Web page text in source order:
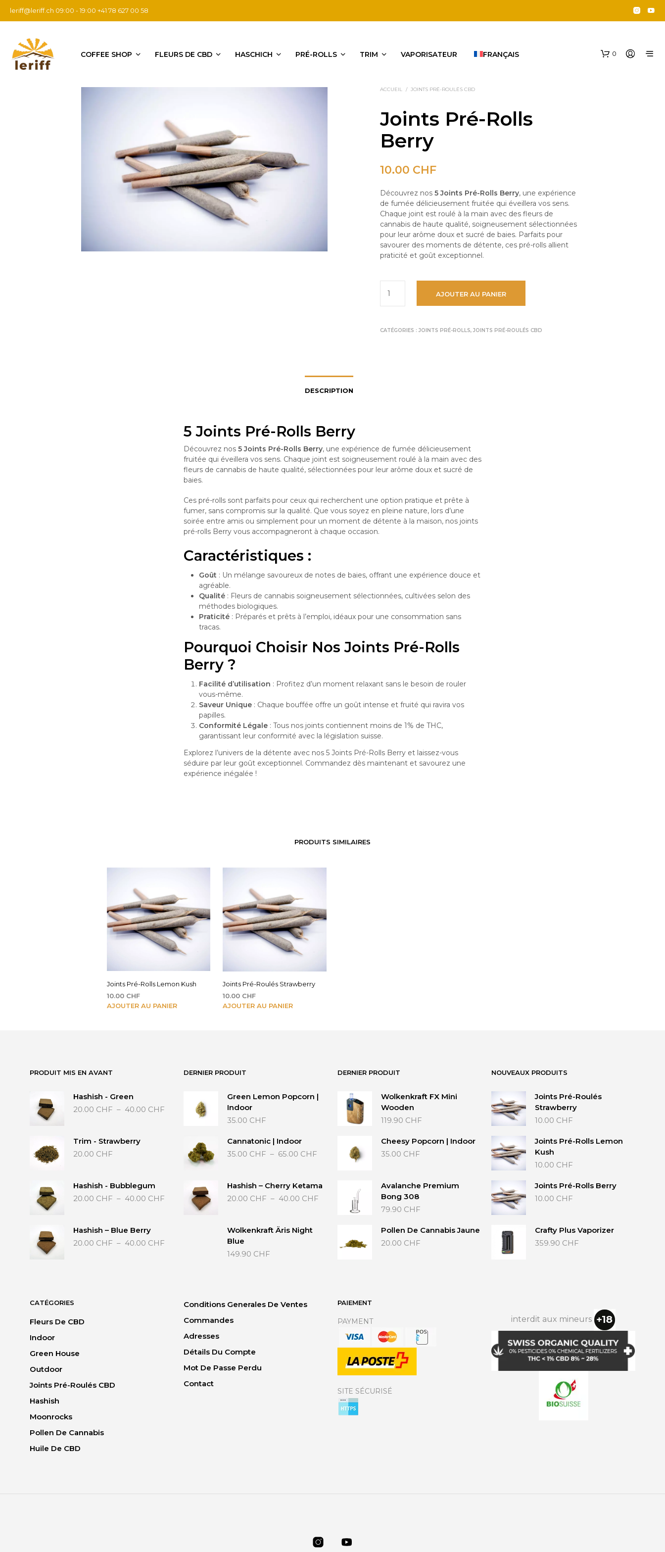
leriff@leriff.ch 09:00 - 19:00 +41 78 627 00 58
COFFEE SHOP FLEURS DE CBD HASCHICH PRÉ-ROLLS TRIM VAPORISATEUR FRANÇAIS 0
ACCUEIL / JOINTS PRÉ-ROULÉS CBD
Joints Pré-Rolls
Berry
10.00 CHF
Découvrez nos5 Joints Pré-Rolls Berry, une expérience
de fumée délicieusement fruitée qui éveillera vos sens.
Chaque joint est roulé à la main avec des fleurs de
cannabis de haute qualité, soigneusement sélectionnées
pour leur arôme doux et sucré de baies. Parfaits pour
savourer des moments de détente, ces pré-rolls allient
praticité et goût exceptionnel.
AJOUTER AU PANIER
CATÉGORIES :JOINTS PRÉ-ROLLS,JOINTS PRÉ-ROULÉS CBD
DESCRIPTION
5 Joints Pré-Rolls Berry
Découvrez nos 5 Joints Pré-Rolls Berry, une expérience de fumée délicieusement
fruitée qui éveillera vos sens. Chaque joint est soigneusement roulé à la main avec des
fleurs de cannabis de haute qualité, sélectionnées pour leur arôme doux et sucré de
baies.
Ces pré-rolls sont parfaits pour ceux qui recherchent une option pratique et prête à
fumer, sans compromis sur la qualité. Que vous soyez en pleine nature, lors d’une
soirée entre amis ou simplement pour un moment de détente à la maison, nos joints
pré-rolls Berry vous accompagneront à chaque occasion.
Caractéristiques :
Goût : Un mélange savoureux de notes de baies, offrant une expérience douce et
agréable.
Qualité: Fleurs de cannabis soigneusement sélectionnées, cultivées selon des
méthodes biologiques.
Praticité: Préparés et prêts à l’emploi, idéaux pour une consommation sans
tracas.
Pourquoi Choisir Nos Joints Pré-Rolls
Berry ?
Facilité d’utilisation : Profitez d’un moment relaxant sans le besoin de rouler
vous-même.
Saveur Unique: Chaque bouffée offre un goût intense et fruité qui ravira vos
papilles.
Conformité Légale: Tous nos joints contiennent moins de 1% de THC,
garantissant leur conformité avec la législation suisse.
Explorez l’univers de la détente avec nos 5 Joints Pré-Rolls Berry et laissez-vous
séduire par leur goût exceptionnel. Commandez dès maintenant et savourez une
expérience inégalée !
PRODUITS SIMILAIRES
Joints Pré-Rolls Lemon Kush
10.00 CHF
AJOUTER AU PANIER
Joints Pré-Roulés Strawberry
10.00 CHF
AJOUTER AU PANIER
PRODUIT MIS EN AVANT
Hashish - Green
20.00 CHF – 40.00 CHF
40.00 CHF
Trim - Strawberry
20.00 CHF
Hashish - Bubblegum
20.00 CHF – 40.00 CHF
Hashish – Blue Berry
20.00 CHF – 40.00 CHF
DERNIER PRODUIT
Green Lemon Popcorn |
Indoor
35.00 CHF
Cannatonic | Indoor
35.00 CHF – 65.00 CHF
à
65.00 CHF
Hashish – Cherry Ketama
20.00 CHF – 40.00 CHF
40.00 CHF
Wolkenkraft Äris Night
Blue
149.90 CHF
DERNIER PRODUIT
Wolkenkraft FX Mini
Wooden
119.90 CHF
Cheesy Popcorn | Indoor
35.00 CHF
Avalanche Premium
Bong 308
79.90 CHF
Pollen De Cannabis Jaune
20.00 CHF
NOUVEAUX PRODUITS
Joints Pré-Roulés
Strawberry
10.00 CHF
Joints Pré-Rolls Lemon
Kush
10.00 CHF
Joints Pré-Rolls Berry
10.00 CHF
Crafty Plus Vaporizer
359.90 CHF
CATÉGORIES
Fleurs De CBD
Indoor
Green House
Outdoor
Joints Pré-Roulés CBD
Hashish
Moonrocks
Pollen De Cannabis
Huile De CBD
Conditions Generales De Ventes
Commandes
Adresses
Détails Du Compte
Mot De Passe Perdu
Contact
PAIEMENT
PAYMENT
SITE SÉCURISÉ
interdit aux mineurs